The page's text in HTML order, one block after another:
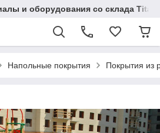
и оборудования со склада
Напольные покрытия Покрытия из